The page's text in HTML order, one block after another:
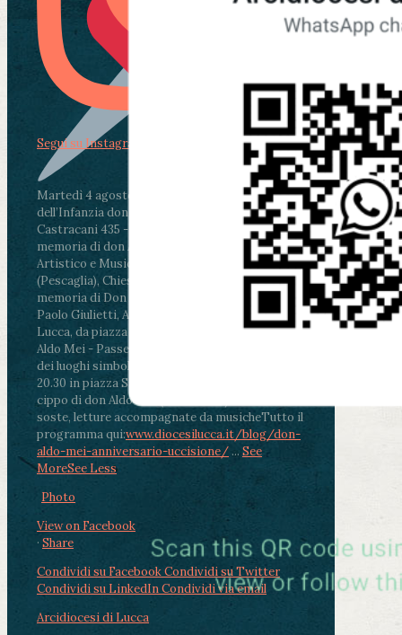
Martedì 4 agosto2026
ore 11:30 - Lucca, Scuola
dell’Infanzia don Aldo Mei - Viale Castruccio
Castracani 435 - Inaugurazione murales in
memoria di don Aldo Mei curato dal Liceo
Artistico e Musicale “Passaglia”
ore 18 - Fiano
(Pescaglia), Chiesa parrocchiale - Messa in
memoria di Don Aldo Mei celebrata da mons.
Paolo Giulietti, Arcivescovo di Lucca
ore 20.30 -
Lucca, da piazza San Michele al Cippo di don
Aldo Mei - Passeggiata della Memoria in alcuni
dei luoghi simbolo della città. Ritrovo alle ore
20.30 in piazza San Michele con conclusione al
cippo di don Aldo Mei (Porta Elisa). Durante le
soste, letture accompagnate da musicheTutto il
programma qui:www.diocesilucca.it/blog/don-
aldo-mei-anniversario-uccisione/ ... See
MoreSee Less
Photo
View on Facebook
· Share
Condividi su FacebookCondividi su Twitter
Condividi su LinkedInCondividi via email
Arcidiocesi di Lucca
Segui su Instagram